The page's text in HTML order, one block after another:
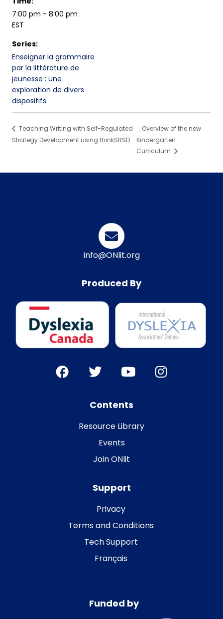
7:00 pm - 8:00 pm
EST
Series:
Enseigner la grammaire
par la littérature de
jeunesse : une
exploration de divers
dispositifs
Teaching Writing with Self-Regulated
Strategy Development using thinkSRSD
Overview of the new
Kindergarten
Curriculum
info@ONlit.org
Produced By
Contents
Resource Library
Events
Join ONlit
Support
Privacy
Terms and Conditions
Tech Support
Français
Funded by